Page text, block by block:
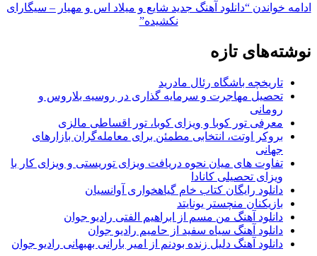
ادامه خواندن “دانلود آهنگ جدید شایع و میلاد اس و مهیار – سیگارای
نکشیده”
نوشته‌های تازه
تاریخچه باشگاه رئال مادرید
تحصیل مهاجرت و سرمایه گذاری در روسیه بلاروس و
رومانی
معرفی تور کوبا و ویزای کوبا، تور اقساطی مالزی
بروکر اوتت، انتخابی مطمئن برای معامله‌گران بازارهای
جهانی
تفاوت های میان نحوه دریافت ویزای توریستی و ویزای کار با
ویزای تحصیلی کانادا
دانلود رایگان کتاب خام گیاهخواری آوانسیان
بازیکنان منچستر یونایتد
دانلود آهنگ من مسم از ابراهیم الفتی رادیو جوان
دانلود آهنگ سیاه سفید از حامیم رادیو جوان
دانلود آهنگ دلیل زنده بودنم از امیر بارانی بهبهانی رادیو جوان